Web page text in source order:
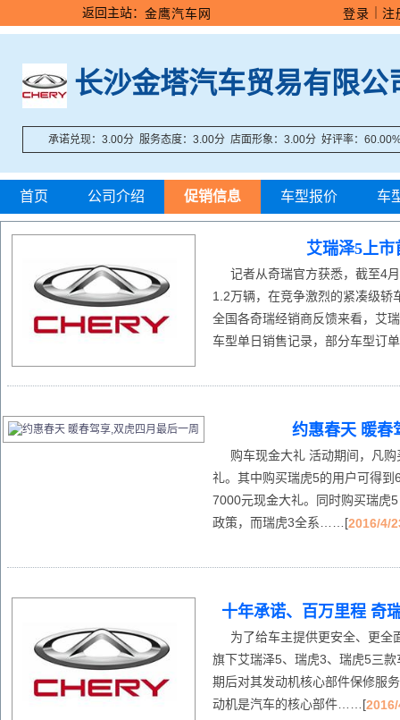
返回主站：金鹰汽车网 登录 注
长沙金塔汽车贸易有限公
承诺兑现：3.00分 服务态度：3.00分 店面形象：3.00分 好评率：
首页 公司介绍 促销信息 车型报价 车
艾瑞泽5上市
记者从奇瑞官方获悉，截至4
1.2万辆，在竞争激烈的紧凑级轿
全国各奇瑞经销商反馈来看，艾
车型单日销售记录，部分车型订
约惠春天 暖春
购车现金大礼 活动期间，凡购
礼。其中购买瑞虎5的用户可得
7000元现金大礼。同时购买瑞虎
政策，而瑞虎3全系……[2016/4/
十年承诺、百万里程 奇
为了给车主提供更安全、更全
旗下艾瑞泽5、瑞虎3、瑞虎5三
期后对其发动机核心部件保修服
动机是汽车的核心部件……[